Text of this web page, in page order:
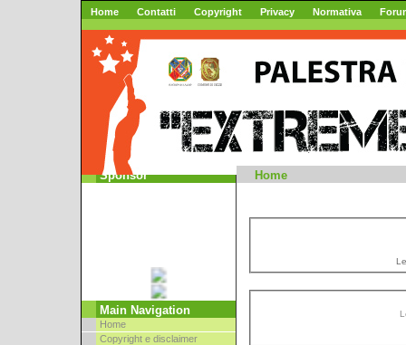
Home Contatti Copyright Privacy Normativa
Sponsor
Main Navigation
Home
Copyright e disclaimer
Home